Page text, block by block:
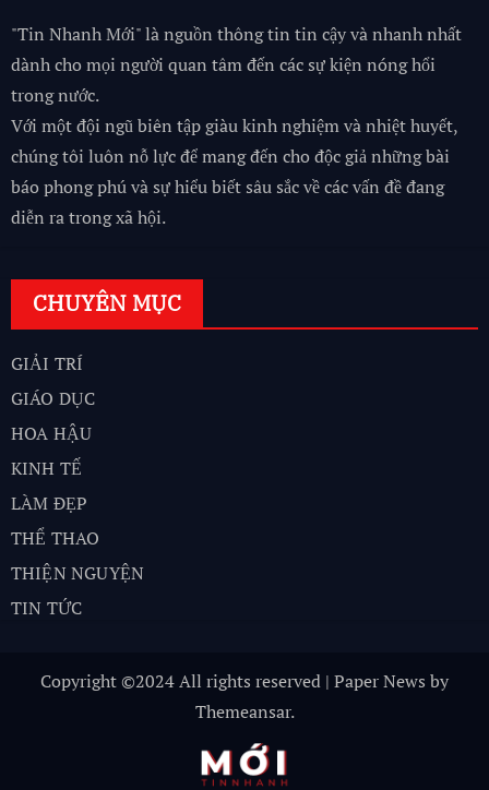
"Tin Nhanh Mới" là nguồn thông tin tin cậy và nhanh nhất
dành cho mọi người quan tâm đến các sự kiện nóng hổi
trong nước.
Với một đội ngũ biên tập giàu kinh nghiệm và nhiệt huyết,
chúng tôi luôn nỗ lực để mang đến cho độc giả những bài
báo phong phú và sự hiểu biết sâu sắc về các vấn đề đang
diễn ra trong xã hội.
CHUYÊN MỤC
GIẢI TRÍ
GIÁO DỤC
HOA HẬU
KINH TẾ
LÀM ĐẸP
THỂ THAO
THIỆN NGUYỆN
TIN TỨC
Copyright ©2024 All rights reserved | Paper News by
Themeansar.